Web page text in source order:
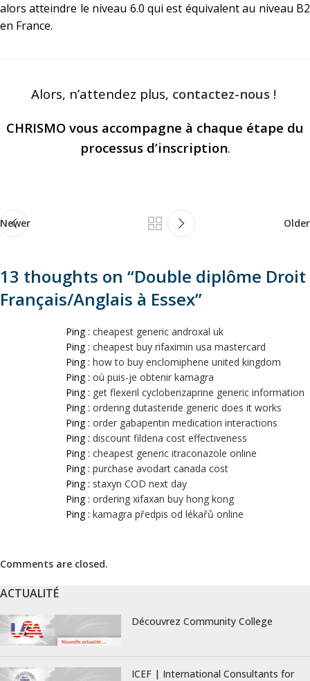
alors atteindre le niveau 6.0 qui est équivalent au niveau B2
en France.
Alors, n’attendez plus, contactez-nous!
CHRISMO vous accompagne à chaque étape du
processus d’inscription.
Newer Older
13 thoughts on “Double diplôme Droit
Français/Anglais à Essex”
Ping : cheapest generic androxal uk
Ping : cheapest buy rifaximin usa mastercard
Ping : how to buy enclomiphene united kingdom
Ping : où puis-je obtenir kamagra
Ping : get flexeril cyclobenzaprine generic information
Ping : ordering dutasteride generic does it works
Ping : order gabapentin medication interactions
Ping : discount fildena cost effectiveness
Ping : cheapest generic itraconazole online
Ping : purchase avodart canada cost
Ping : staxyn COD next day
Ping : ordering xifaxan buy hong kong
Ping : kamagra předpis od lékařů online
Comments are closed.
ACTUALITÉ
Découvrez Community College
ICEF | International Consultants for